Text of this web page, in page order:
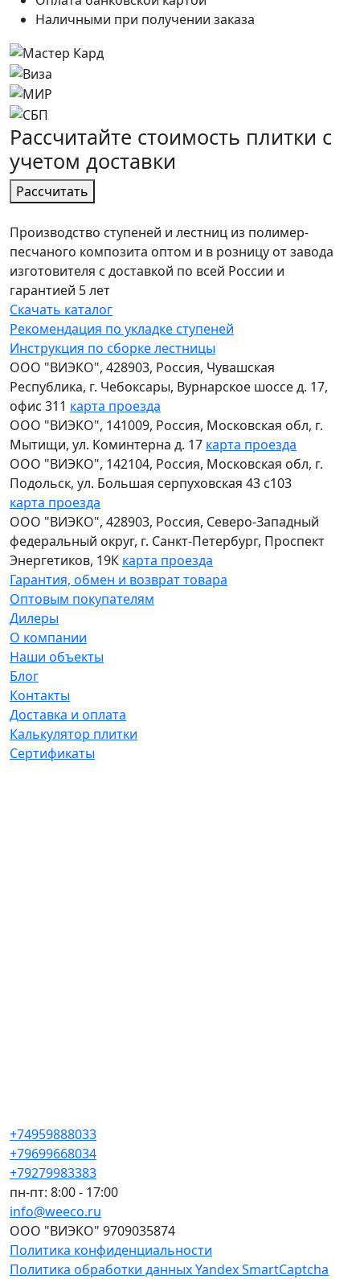
Наличными при получении заказа
Расcчитайте стоимость плитки с
учетом доставки
Расcчитать
Производство ступеней и лестниц из полимер-
песчаного композита оптом и в розницу от завода
изготовителя с доставкой по всей России и
гарантией 5 лет
Скачать каталог
Рекомендация по укладке ступеней
Инструкция по сборке лестницы
ООО "ВИЭКО", 428903, Россия, Чувашская
Республика, г. Чебоксары, Вурнарское шоссе д. 17,
офис 311 карта проезда
ООО "ВИЭКО", 141009, Россия, Московская обл, г.
Мытищи, ул. Коминтерна д. 17 карта проезда
ООО "ВИЭКО", 142104, Россия, Московская обл, г.
Подольск, ул. Большая серпуховская 43 с103
карта проезда
ООО "ВИЭКО", 428903, Россия, Северо-Западный
федеральный округ, г. Санкт-Петербург, Проспект
Энергетиков, 19К карта проезда
Гарантия, обмен и возврат товара
Оптовым покупателям
Дилеры
О компании
Наши объекты
Блог
Контакты
Доставка и оплата
Калькулятор плитки
Сертификаты
+74959888033
+79699668034
+79279983383
пн-пт: 8:00 - 17:00
info@weeco.ru
ООО "ВИЭКО" 9709035874
Политика конфиденциальности
Политика обработки данных Yandex SmartCaptcha